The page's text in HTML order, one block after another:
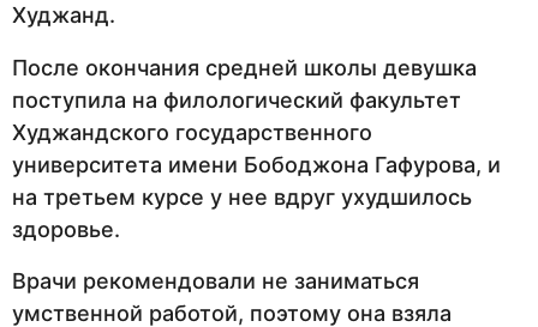
Худжанд.
После окончания средней школы девушка
поступила на филологический факультет
Худжандского государственного
университета имени Бободжона Гафурова, и
на третьем курсе у нее вдруг ухудшилось
здоровье.
Врачи рекомендовали не заниматься
умственной работой, поэтому она взяла